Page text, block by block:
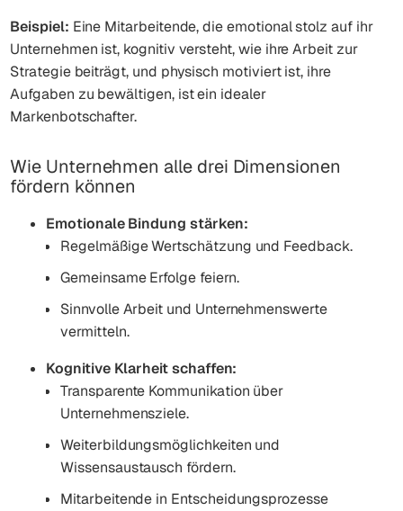
Beispiel: Eine Mitarbeitende, die emotional stolz auf ihr
Unternehmen ist, kognitiv versteht, wie ihre Arbeit zur
Strategie beiträgt, und physisch motiviert ist, ihre
Aufgaben zu bewältigen, ist ein idealer
Markenbotschafter.
Wie Unternehmen alle drei Dimensionen
fördern können
Emotionale Bindung stärken:
Regelmäßige Wertschätzung und Feedback.
Gemeinsame Erfolge feiern.
Sinnvolle Arbeit und Unternehmenswerte
vermitteln.
Kognitive Klarheit schaffen:
Transparente Kommunikation über
Unternehmensziele.
Weiterbildungsmöglichkeiten und
Wissensaustausch fördern.
Mitarbeitende in Entscheidungsprozesse